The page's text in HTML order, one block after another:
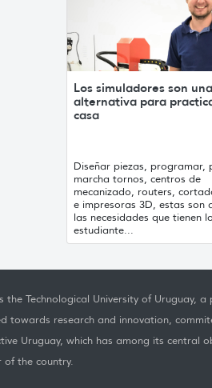
Los simuladores son
alternativa para
casa
Diseñar piezas, programar,
marcha tornos, centros de
mecanizado, routers,
e impresoras 3D, estas son
las necesidades que tienen
estudiante...
the Technological University of Uruguay,
towards research and innovation,
Uruguay, which has among its central
of the country.